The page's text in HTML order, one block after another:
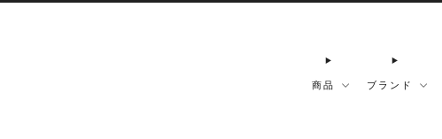
商品 ブランド